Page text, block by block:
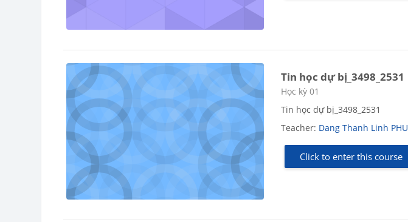
Tin học dự bị_3498_2531
Course category
Học kỳ 01
Tin học dự bị_3498_2531
Teacher: Dang Thanh Linh PHU
Click to enter this course